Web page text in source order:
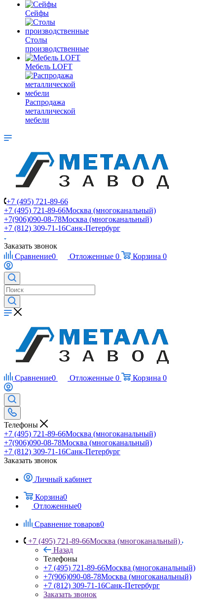
Сейфы
Столы
производственные
Мебель LOFT
Распродажа
металлической
мебели
+7 (495) 721-89-66
+7 (495) 721-89-66Москва (многоканальный)
+7(906)090-08-78Москва (многоканальный)
+7 (812) 309-71-16Санк-Петербург
Заказать звонок
Сравнение0 Отложенные 0 Корзина 0
Сравнение0 Отложенные 0 Корзина 0
Телефоны
+7 (495) 721-89-66Москва (многоканальный)
+7(906)090-08-78Москва (многоканальный)
+7 (812) 309-71-16Санк-Петербург
Заказать звонок
Личный кабинет
Корзина0
Отложенные0
Сравнение товаров0
+7 (495) 721-89-66Москва (многоканальный)
Назад
Телефоны
+7 (495) 721-89-66Москва (многоканальный)
+7(906)090-08-78Москва (многоканальный)
+7 (812) 309-71-16Санк-Петербург
Заказать звонок